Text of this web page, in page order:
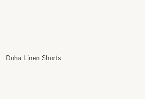
Doha Linen Shorts